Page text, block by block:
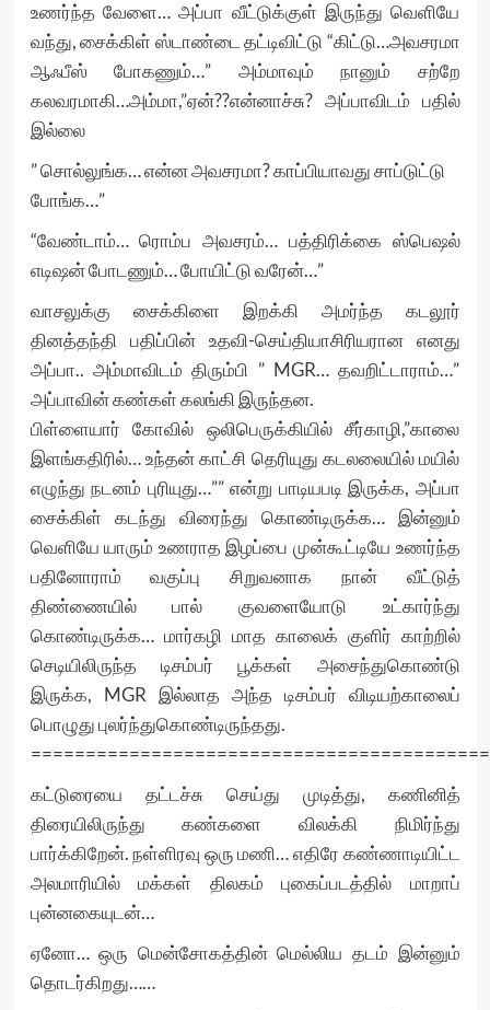
உணர்ந்த வேளை… அப்பா வீட்டுக்குள் இருந்து வெளியே
வந்து, சைக்கிள் ஸ்டாண்டை தட்டிவிட்டு “கிட்டு…அவசரமா
ஆஃபீஸ் போகணும்…” அம்மாவும் நானும் சற்றே
கலவரமாகி…அம்மா,”ஏன்??என்னாச்சு? அப்பாவிடம் பதில்
இல்லை
” சொல்லுங்க… என்ன அவசரமா? காப்பியாவது சாப்டுட்டு
போங்க…”
“வேண்டாம்… ரொம்ப அவசரம்… பத்திரிக்கை ஸ்பெஷல்
எடிஷன் போடணும்… போயிட்டு வரேன்…”
வாசலுக்கு சைக்கிளை இறக்கி அமர்ந்த கடலூர்
தினத்தந்தி பதிப்பின் உதவி-செய்தியாசிரியரான எனது
அப்பா.. அம்மாவிடம் திரும்பி ” MGR… தவறிட்டாராம்…”
அப்பாவின் கண்கள் கலங்கி இருந்தன.
பிள்ளையார் கோவில் ஒலிபெருக்கியில் சீர்காழி,”காலை
இளங்கதிரில்… உந்தன் காட்சி தெரியுது கடலலையில் மயில்
எழுந்து நடனம் புரியுது…”” என்று பாடியபடி இருக்க, அப்பா
சைக்கிள் கடந்து விரைந்து கொண்டிருக்க… இன்னும்
வெளியே யாரும் உணராத இழப்பை முன்கூட்டியே உணர்ந்த
பதினோராம் வகுப்பு சிறுவனாக நான் வீட்டுத்
திண்ணையில் பால் குவளையோடு உட்கார்ந்து
கொண்டிருக்க… மார்கழி மாத காலைக் குளிர் காற்றில்
செடியிலிருந்த டிசம்பர் பூக்கள் அசைந்துகொண்டு
இருக்க, MGR இல்லாத அந்த டிசம்பர் விடியற்காலைப்
பொழுது புலர்ந்துகொண்டிருந்தது.
கட்டுரையை தட்டச்சு செய்து முடித்து, கணினித்
திரையிலிருந்து கண்களை விலக்கி நிமிர்ந்து
பார்க்கிறேன். நள்ளிரவு ஒரு மணி… எதிரே கண்ணாடியிட்ட
அலமாரியில் மக்கள் திலகம் புகைப்படத்தில் மாறாப்
புன்னகையுடன்…
ஏனோ… ஒரு மென்சோகத்தின் மெல்லிய தடம் இன்னும்
தொடர்கிறது……